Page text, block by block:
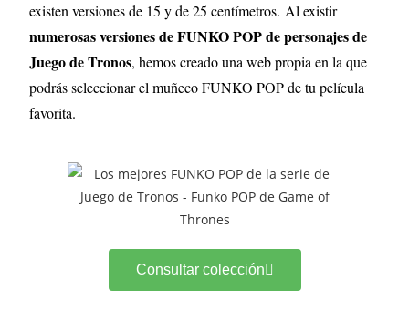
existen versiones de 15 y de 25 centímetros. Al existir
numerosas versiones de FUNKO POP de personajes de
Juego de Tronos, hemos creado una web propia en la que
podrás seleccionar el muñeco FUNKO POP de tu película
favorita.
Consultar colección